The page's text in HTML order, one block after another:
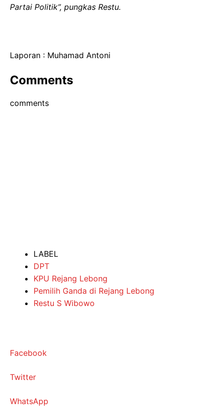
Partai Politik”, pungkas Restu.
Laporan : Muhamad Antoni
Comments
comments
LABEL
DPT
KPU Rejang Lebong
Pemilih Ganda di Rejang Lebong
Restu S Wibowo
Facebook
Twitter
WhatsApp